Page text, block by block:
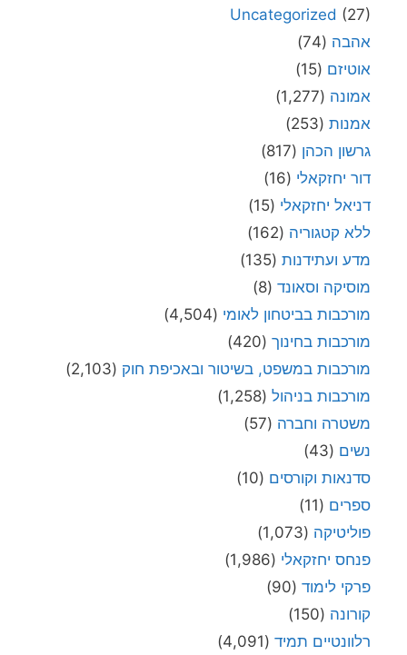
Uncategorized (27)
אהבה (74)
אוטיזם (15)
אמונה (1,277)
אמנות (253)
גרשון הכהן (817)
דור יחזקאלי (16)
דניאל יחזקאלי (15)
ללא קטגוריה (162)
מדע ועתידנות (135)
מוסיקה וסאונד (8)
מורכבות בביטחון לאומי (4,504)
מורכבות בחינוך (420)
מורכבות במשפט, בשיטור ובאכיפת חוק (2,103)
מורכבות בניהול (1,258)
משטרה וחברה (57)
נשים (43)
סדנאות וקורסים (10)
ספרים (11)
פוליטיקה (1,073)
פנחס יחזקאלי (1,986)
פרקי לימוד (90)
קורונה (150)
רלוונטיים תמיד (4,091)